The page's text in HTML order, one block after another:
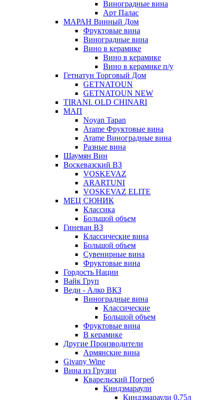
Виноградные вина
Арт Палас
МАРАН Винный Дом
Фруктовые вина
Виноградные вина
Вино в керамике
Вино в керамике
Вино в керамике п/у
Гетнатун Торговый Дом
GETNATOUN
GETNATOUN NEW
TIRANI. OLD CHINARI
МАП
Noyan Tapan
Arame Фруктовые вина
Arame Виноградные вина
Разные вина
Шаумян Вин
Воскевазский ВЗ
VOSKEVAZ
ARARTUNI
VOSKEVAZ ELITE
МЕЦ СЮНИК
Классика
Большой объем
Гиневан ВЗ
Классические вина
Большой объем
Сувенирные вина
Фруктовые вина
Гордость Нации
Вайк Груп
Веди - Алко ВКЗ
Виноградные вина
Классические
Большой объем
Фруктовые вина
В керамике
Другие Производители
Армянские вина
Givany Wine
Вина из Грузии
Кварельский Погреб
Киндзмараули
Киндзмараули 0,75л